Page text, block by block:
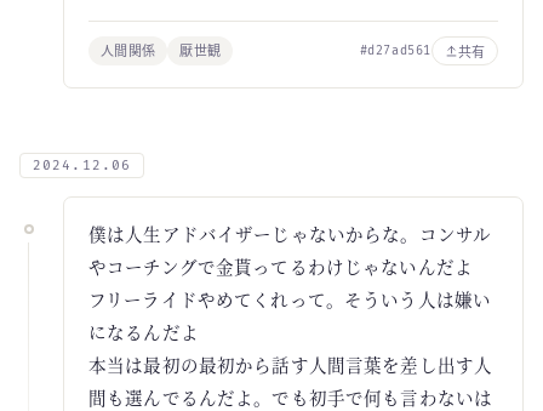
人間関係 厭世観 #d27ad561 共有
2024.12.06
僕は人生アドバイザーじゃないからな。コンサル
やコーチングで金貰ってるわけじゃないんだよ
フリーライドやめてくれって。そういう人は嫌い
になるんだよ
本当は最初の最初から話す人間言葉を差し出す人
間も選んでるんだよ。でも初手で何も言わないは